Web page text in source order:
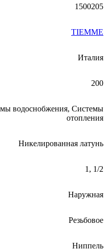
1500205
TIEMME
Италия
200
водоснобжения, Системы
отопления
Никелированная латунь
1 , 1/2
Наружная
Резьбовое
Ниппель